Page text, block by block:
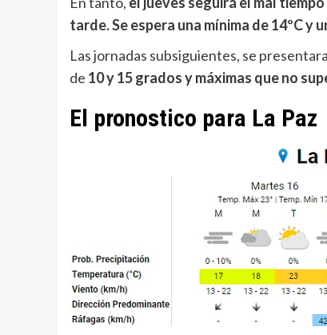
tarde. Se espera una mínima de 14ºC y
Las jornadas subsiguientes, se
de 10 y 15 grados y máximas que no
El pronostico para La Paz